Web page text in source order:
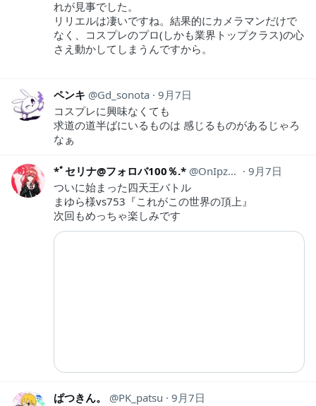
れが見事でした。
リリエルは凄いですね。結果的にカメラマンだけで
なく、コスプレのプロ(しかも業界トップクラス)の心
さえ動かしてしまうんですから。
ペンキ Gd_sonota 9月7日
コスプレに興味なくても
求道の道半ばにいるものは 感じるものがあるじゃろ
なぁ
*ﾟセリナ@フォロバ100％.* OnIpzEYWGRovbEw
9月7日
ついに始まった四天王バトル
まゆら様vs753『これがこの世界の頂上』
次回もめっちゃ楽しみです
ぱつきん。 PK_patsu
9月7日